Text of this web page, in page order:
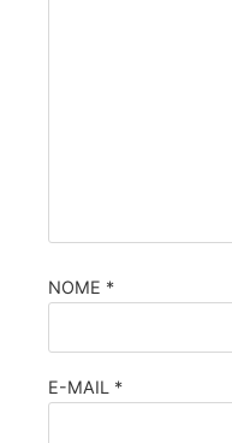
NOME *
E-MAIL *